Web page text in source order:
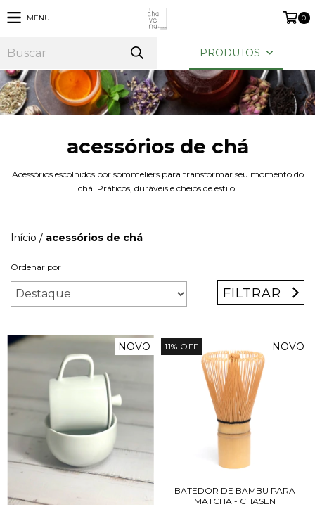
MENU 0
PRODUTOS
acessórios de chá
Acessórios escolhidos por sommeliers para transformar seu momento do
chá. Práticos, duráveis e cheios de estilo.
Início / acessórios de chá
Ordenar por
FILTRAR
NOVO 11% OFF NOVO
BATEDOR DE BAMBU PARA
MATCHA - CHASEN